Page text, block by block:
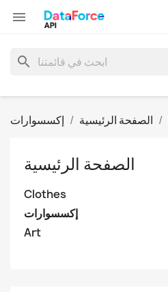

search
الصفحة الرئيسية إكسسوارات
الصفحة الرئيسية
Clothes
إكسسوارات
Art